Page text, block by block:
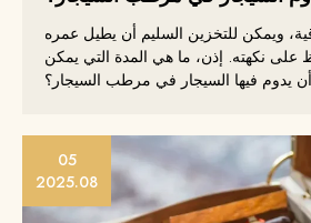
ويمكن للتخزين السليم أن يطيل عمره
نكهته. إذن، ما هي المدة التي يمكن
أن يدوم فيها السيجار في مرطب السيجار؟
05
2025.08